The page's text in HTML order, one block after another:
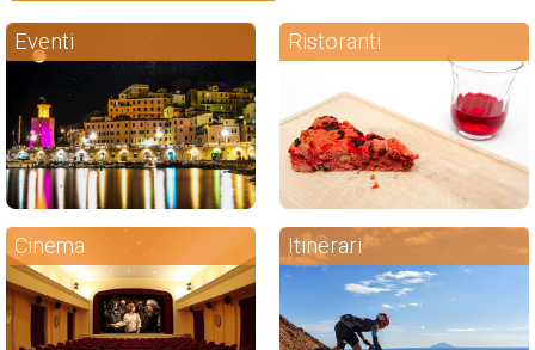
Eventi Ristoranti
Cinema Itinerari